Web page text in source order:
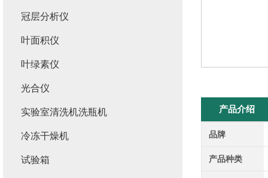
产品介绍
品牌
产品种类
冠层分析仪
叶面积仪
叶绿素仪
光合仪
实验室清洗机洗瓶机
冷冻干燥机
试验箱